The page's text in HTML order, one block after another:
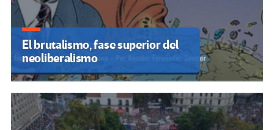
El brutalismo, fase superior del
neoliberalismo